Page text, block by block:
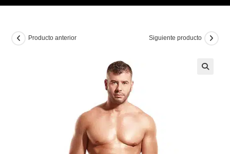
Producto anterior Siguiente producto